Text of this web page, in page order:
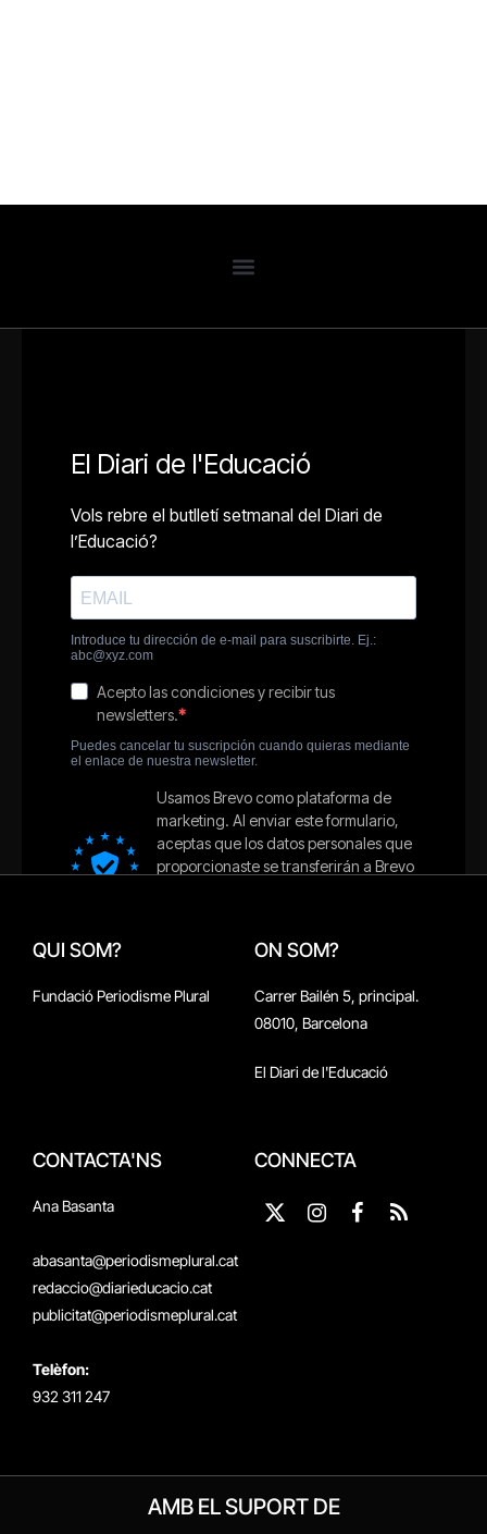
QUI SOM?
Fundació Periodisme Plural
ON SOM?
Carrer Bailén 5, principal.
08010, Barcelona
El Diari de l'Educació
CONTACTA'NS
Ana Basanta
abasanta@periodismeplural.cat
redaccio@diarieducacio.cat
publicitat@periodismeplural.cat
Telèfon:
932 311 247
CONNECTA
X
InstagramFacebook
RSS
AMB EL SUPORT DE